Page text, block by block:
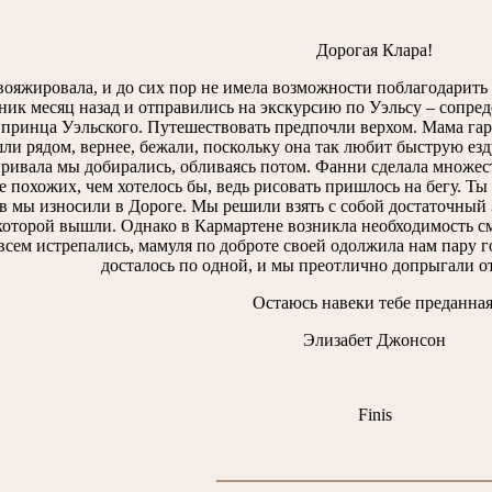
Дорогая Клара!
и до сих пор не имела возможности
месяц назад и отправились на экскурсию по Уэльсу –
принца Уэльского. Путешествовать предпочли верхом. Мама
рядом, вернее, бежали, поскольку она так любит быструю
мы добирались, обливаясь потом. Фанни сделала
похожих, чем хотелось бы, ведь рисовать пришлось на бегу.
мы износили в Дороге. Мы решили взять с собой достаточный
вышли. Однако в Кармартене возникла необходимость
истрепались, мамуля по доброте своей одолжила нам пару
досталось по одной, и мы преотлично допрыгали
Остаюсь навеки тебе
Элизабет Джонсон
Finis